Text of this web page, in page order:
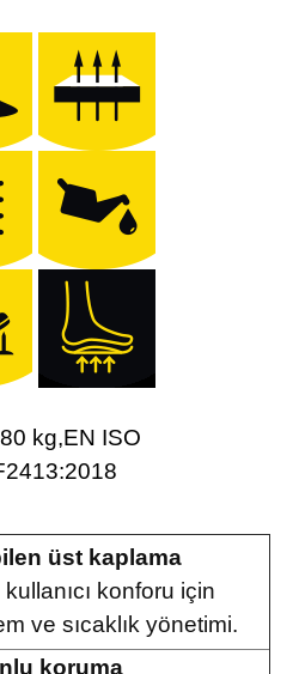
kg,EN ISO
üst kaplama
konforu için
ve sıcaklık yönetimi.
koruma